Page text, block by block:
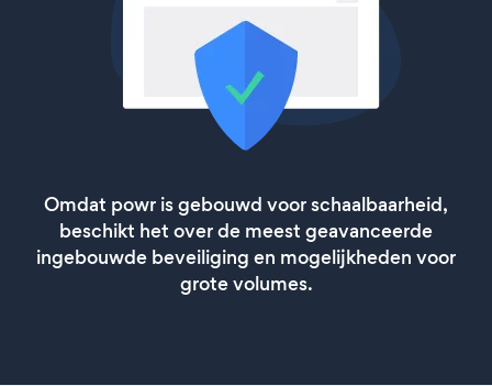
Omdat powr is gebouwd voor schaalbaarheid,
beschikt het over de meest geavanceerde
ingebouwde beveiliging en mogelijkheden voor
grote volumes.